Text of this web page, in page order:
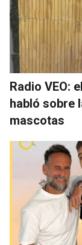
Radio VEO:
habló sobre
mascotas